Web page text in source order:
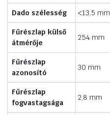
Dado szélesség <13,5 mm
Fűrészlap külső
átmérője
254 mm
Fűrészlap
azonosító
30 mm
Fűrészlap
fogvastagsága
2,8 mm